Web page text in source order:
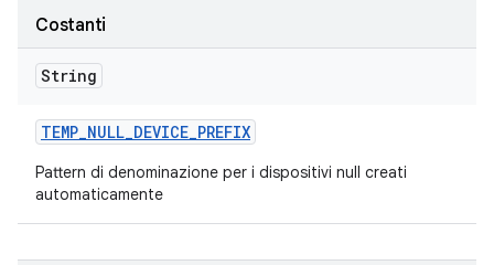
Costanti
String
TEMP_NULL_DEVICE_PREFIX
Pattern di denominazione per i dispositivi null creati
automaticamente